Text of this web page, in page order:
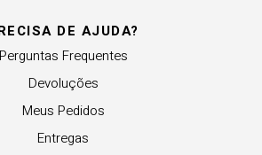
DE AJUDA?
Perguntas Frequentes
Devoluções
Meus Pedidos
Entregas